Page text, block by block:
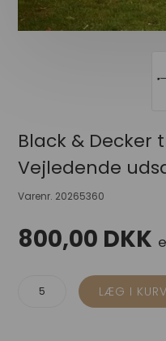
Black & Decker
Vejledende
Varenr. 20265360
800,00 DKK